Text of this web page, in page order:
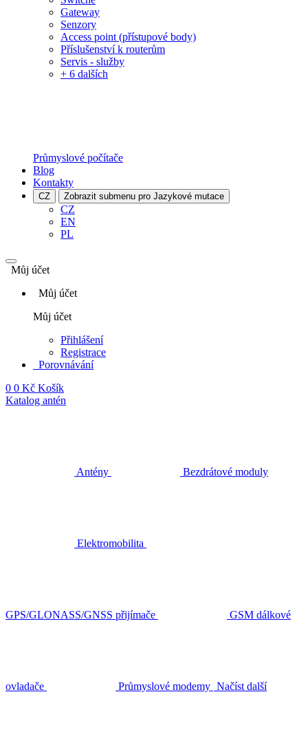
Gateway
Senzory
Access point (přístupové body)
Příslušenství k routerům
Servis - služby
+ 6 dalších
Průmyslové počítače
Blog
Kontakty
CZ Zobrazit submenu pro Jazykové mutace
CZ
EN
PL
Můj účet
Můj účet
Můj účet
Přihlášení
Registrace
Porovnávání
0 0 Kč Košík
Katalog antén
Antény Bezdrátové moduly
Elektromobilita
GPS/GLONASS/GNSS přijímače GSM dálkové
ovladače Průmyslové modemy Načíst další